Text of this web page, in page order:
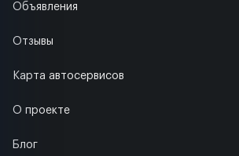
Объявления
Отзывы
Карта автосервисов
О проекте
Блог